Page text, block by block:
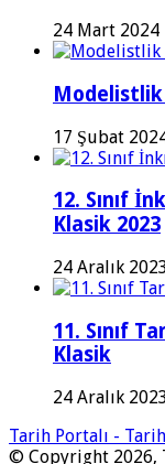
24 Mart 2024
17 Şubat
12. Sınıf
Klasik 2023
24 Aralık
11. Sınıf
Klasik
24 Aralık
Tarih Portalı -
© Copyright 2026,